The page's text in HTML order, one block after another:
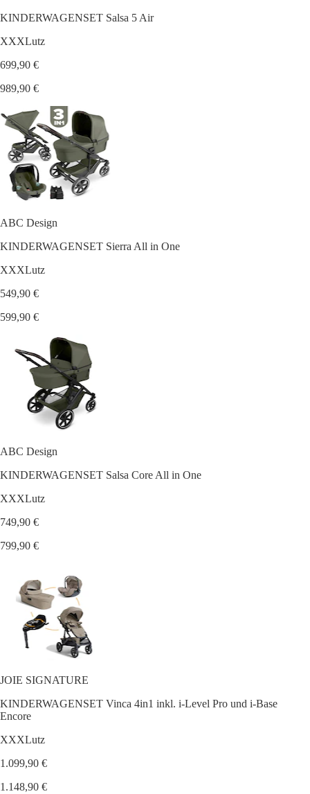
KINDERWAGENSET Salsa 5 Air
XXXLutz
699,90 €
989,90 €
ABC Design
KINDERWAGENSET Sierra All in One
XXXLutz
549,90 €
599,90 €
ABC Design
KINDERWAGENSET Salsa Core All in One
XXXLutz
749,90 €
799,90 €
JOIE SIGNATURE
KINDERWAGENSET Vinca 4in1 inkl. i-Level Pro und i-Base
Encore
XXXLutz
1.099,90 €
1.148,90 €